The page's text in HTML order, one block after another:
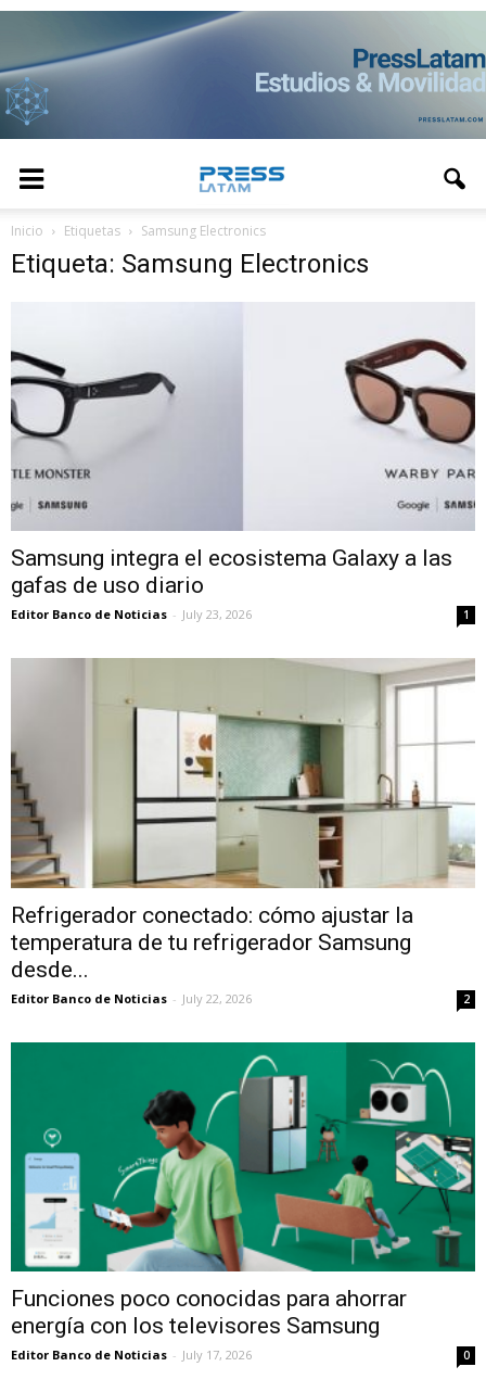
Inicio Etiquetas Samsung Electronics
Etiqueta: Samsung Electronics
Samsung integra el ecosistema Galaxy a las
gafas de uso diario
Editor Banco de Noticias - July 23, 2026 1
Refrigerador conectado: cómo ajustar la
temperatura de tu refrigerador Samsung
desde...
Editor Banco de Noticias - July 22, 2026 2
Funciones poco conocidas para ahorrar
energía con los televisores Samsung
Editor Banco de Noticias - July 17, 2026 0